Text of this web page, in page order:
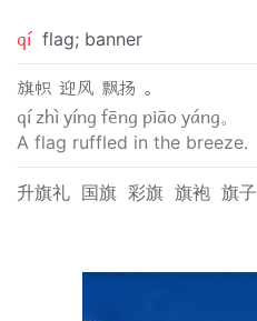
qí flag; banner
旗帜 迎风 飘扬 。
qí zhì yíng fēng piāo yáng。
A flag ruffled in the breeze.
升旗礼 国旗 彩旗 旗袍 旗子